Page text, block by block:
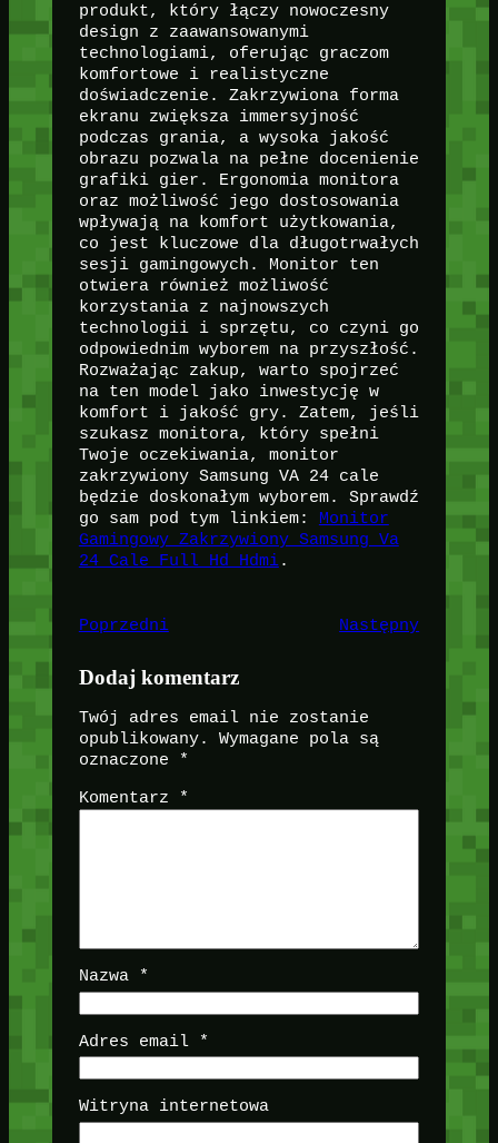
produkt, który łączy nowoczesny
design z zaawansowanymi
technologiami, oferując graczom
komfortowe i realistyczne
doświadczenie. Zakrzywiona forma
ekranu zwiększa immersyjność
podczas grania, a wysoka jakość
obrazu pozwala na pełne docenienie
grafiki gier. Ergonomia monitora
oraz możliwość jego dostosowania
wpływają na komfort użytkowania,
co jest kluczowe dla długotrwałych
sesji gamingowych. Monitor ten
otwiera również możliwość
korzystania z najnowszych
technologii i sprzętu, co czyni go
odpowiednim wyborem na przyszłość.
Rozważając zakup, warto spojrzeć
na ten model jako inwestycję w
komfort i jakość gry. Zatem, jeśli
szukasz monitora, który spełni
Twoje oczekiwania, monitor
zakrzywiony Samsung VA 24 cale
będzie doskonałym wyborem. Sprawdź
go sam pod tym linkiem:
Monitor
Gamingowy Zakrzywiony Samsung Va
24 Cale Full Hd Hdmi.
Poprzedni Następny
Dodaj komentarz
Twój adres email nie zostanie
opublikowany.
Wymagane pola są
oznaczone
*
Komentarz *
Nazwa *
Adres email *
Witryna internetowa